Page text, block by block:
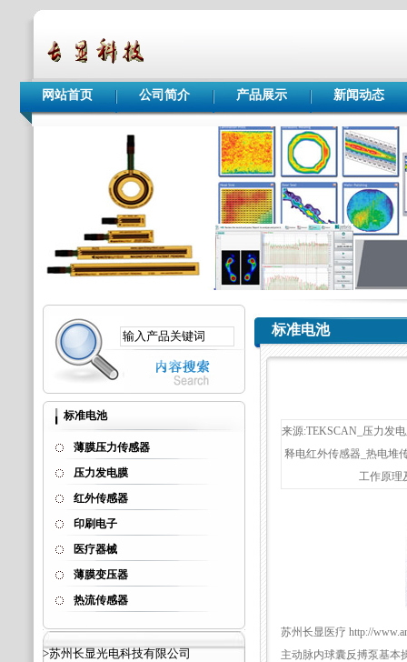
网站首页 公司简介 产品展示 新闻动态
标准电池
薄膜压力传感器
压力发电膜
红外传感器
印刷电子
医疗器械
薄膜变压器
热流传感器
>苏州长显光电科技有限公司
标准电池
来源:TEKSCAN_压力发
释电红外传感器_热电堆
工作原理
苏州长显医疗 http://
主动脉内球囊反搏泵基本